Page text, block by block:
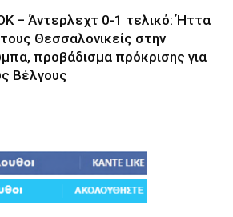
– Άντερλεχτ 0-1 τελικό: Ήττα
τους Θεσσαλονικείς στην
προβάδισμα πρόκρισης για
Βέλγους